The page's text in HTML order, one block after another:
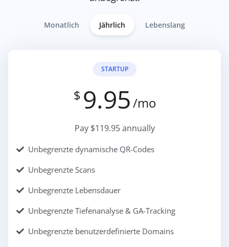
Monatlich Jährlich Lebenslang
STARTUP
$ 9.95/mo
Pay $119.95 annually
Unbegrenzte dynamische QR-Codes
Unbegrenzte Scans
Unbegrenzte Lebensdauer
Unbegrenzte Tiefenanalyse & GA-Tracking
Unbegrenzte benutzerdefinierte Domains